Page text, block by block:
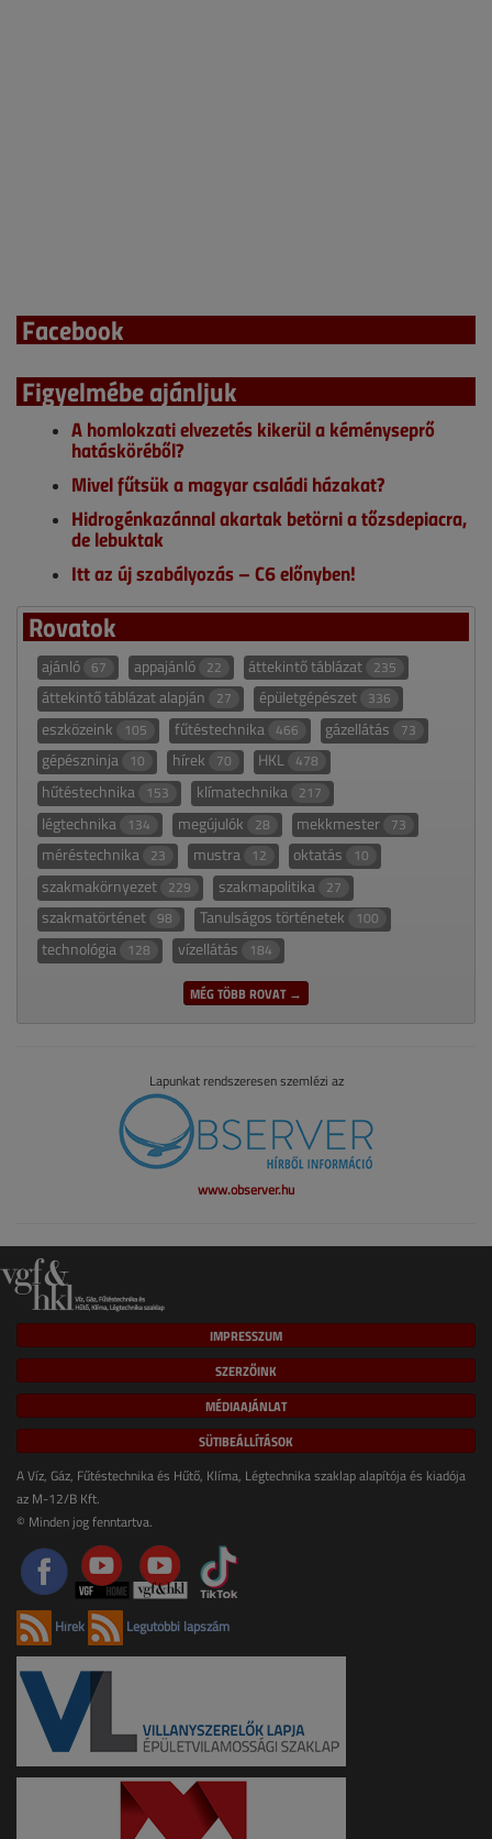
Facebook
Figyelmébe ajánljuk
A homlokzati elvezetés kikerül a kéményseprő
hatásköréből?
Mivel fűtsük a magyar családi házakat?
Hidrogénkazánnal akartak betörni a tőzsdepiacra,
de lebuktak
Itt az új szabályozás – C6 előnyben!
Rovatok
ajánló 67 appajánló 22 áttekintő táblázat 235
áttekintő táblázat alapján 27 épületgépészet 336
eszközeink 105 fűtéstechnika 466 gázellátás 73
gépészninja 10 hírek 70 HKL 478
hűtéstechnika 153 klímatechnika 217
légtechnika 134 megújulók 28 mekkmester 73
méréstechnika 23 mustra 12 oktatás 10
szakmakörnyezet 229 szakmapolitika 27
szakmatörténet 98 Tanulságos történetek 100
technológia 128 vízellátás 184
MÉG TÖBB ROVAT →
Lapunkat rendszeresen szemlézi az
www.observer.hu
IMPRESSZUM
SZERZŐINK
MÉDIAAJÁNLAT
SÜTIBEÁLLÍTÁSOK
A Víz, Gáz, Fűtéstechnika és Hűtő, Klíma, Légtechnika szaklap alapítója és kiadója
az M-12/B Kft.
© Minden jog fenntartva.
Hírek Legutóbbi lapszám